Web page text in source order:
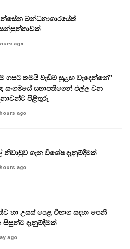
බන්ධනාගාරයේත්
ago
ගසට තමයි වැඩිම සුළඟ වැදෙන්නේ”
සංගමයේ සභාපතිගෙන් එල්ල වන
පිළිතුරු
ago
නිවාඩුව ගැන විශේෂ දැනුම්දීමක්
ago
හා උසස් පෙළ විභාග සඳහා පෙනී
සිසුන්ට දැනුම්දීමක්
ago